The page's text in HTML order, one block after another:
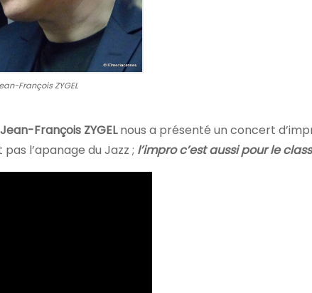
François ZYGEL
Jean-François ZYGELnous a présenté un concert
l’apanage du Jazz ; l’impro c’est aussi pour le